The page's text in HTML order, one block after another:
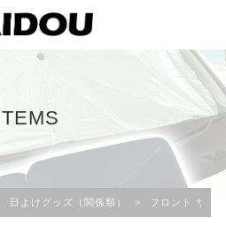
日よけグッズ（関係類） > フロント サン